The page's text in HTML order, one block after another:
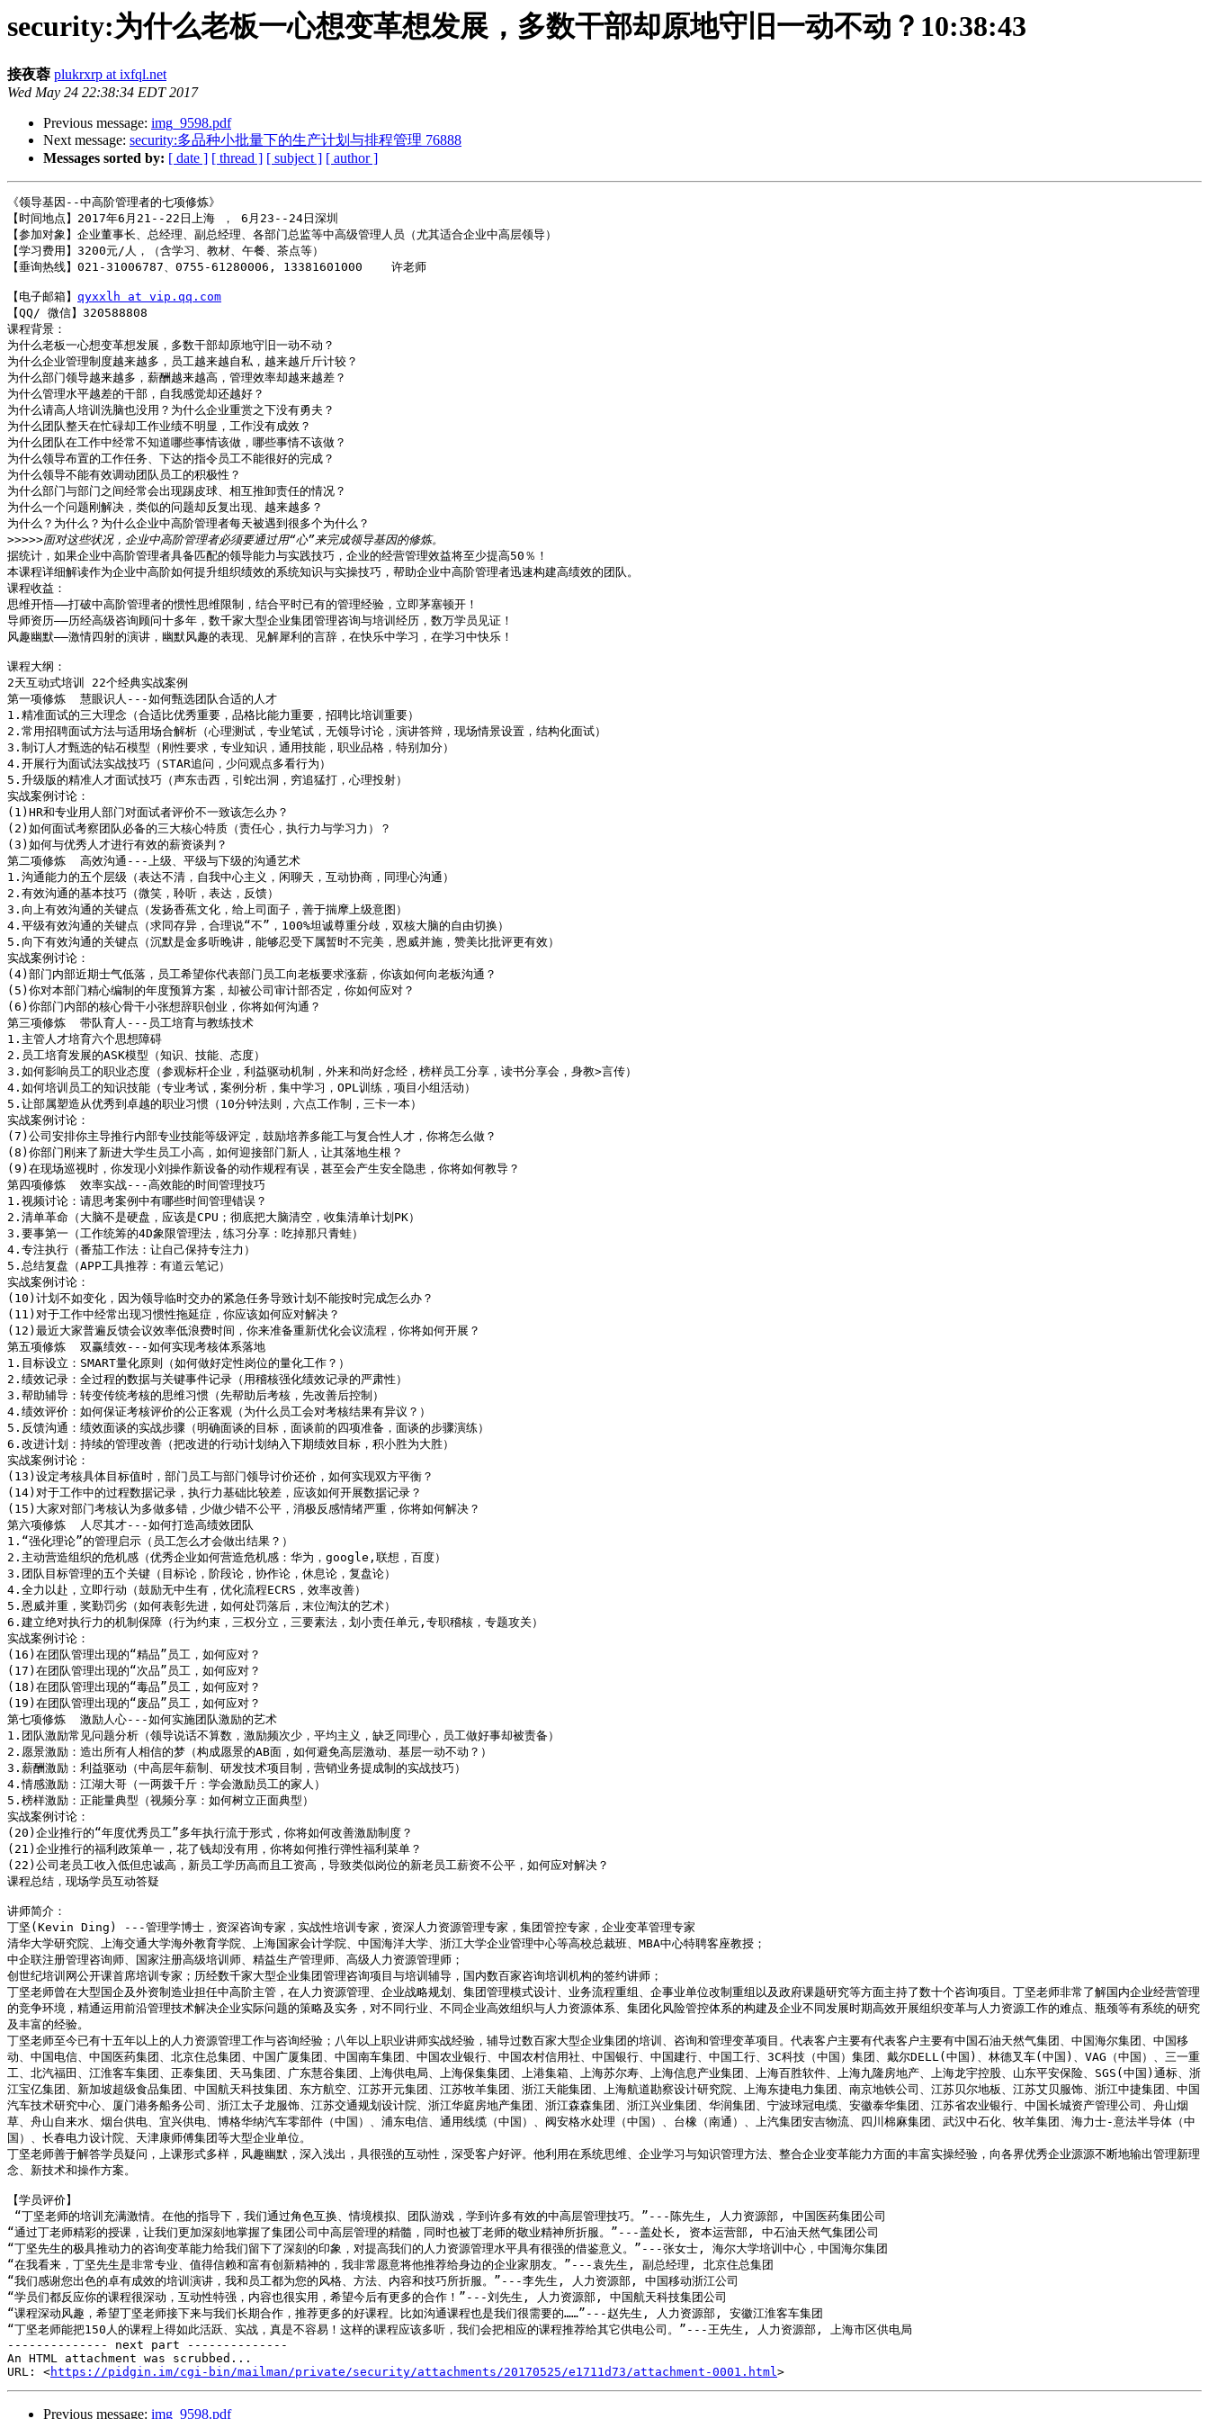
security:为什么老板一心想变革想发展，多数干部却原地守旧一动不动？10:38:43
接夜蓉 plukrxrp at ixfql.net
Wed May 24 22:38:34 EDT 2017
Previous message: img_9598.pdf
Next message: security:多品种小批量下的生产计划与排程管理 76888
Messages sorted by: [ date ] [ thread ] [ subject ] [ author ]
《领导基因--中高阶管理者的七项修炼》
【时间地点】2017年6月21--22日上海 ， 6月23--24日深圳
【参加对象】企业董事长、总经理、副总经理、各部门总监等中高级管理人员（尤其适合企业中高层领导）
【学习费用】3200元/人，（含学习、教材、午餐、茶点等）
【垂询热线】021-31006787、0755-61280006, 13381601000    许老师
【电子邮箱】 qyxxlh at vip.qq.com
【QQ/ 微信】320588808
课程背景：
为什么老板一心想变革想发展，多数干部却原地守旧一动不动？
为什么企业管理制度越来越多，员工越来越自私，越来越斤斤计较？
为什么部门领导越来越多，薪酬越来越高，管理效率却越来越差？
为什么管理水平越差的干部，自我感觉却还越好？
为什么请高人培训洗脑也没用？为什么企业重赏之下没有勇夫？
为什么团队整天在忙碌却工作业绩不明显，工作没有成效？
为什么团队在工作中经常不知道哪些事情该做，哪些事情不该做？
为什么领导布置的工作任务、下达的指令员工不能很好的完成？
为什么领导不能有效调动团队员工的积极性？
为什么部门与部门之间经常会出现踢皮球、相互推卸责任的情况？
为什么一个问题刚解决，类似的问题却反复出现、越来越多？
为什么？为什么？为什么企业中高阶管理者每天被遇到很多个为什么？
>>>>>
据统计，如果企业中高阶管理者具备匹配的领导能力与实践技巧，企业的经营管理效益将至少提高50％！
本课程详细解读作为企业中高阶如何提升组织绩效的系统知识与实操技巧，帮助企业中高阶管理者迅速构建高绩效的团队。
课程收益：
思维开悟——打破中高阶管理者的惯性思维限制，结合平时已有的管理经验，立即茅塞顿开！
导师资历——历经高级咨询顾问十多年，数千家大型企业集团管理咨询与培训经历，数万学员见证！
风趣幽默——激情四射的演讲，幽默风趣的表现、见解犀利的言辞，在快乐中学习，在学习中快乐！
课程大纲：
2天互动式培训 22个经典实战案例
第一项修炼  慧眼识人---如何甄选团队合适的人才
1.精准面试的三大理念（合适比优秀重要，品格比能力重要，招聘比培训重要）
2.常用招聘面试方法与适用场合解析（心理测试，专业笔试，无领导讨论，演讲答辩，现场情景设置，结构化面试）
3.制订人才甄选的钻石模型（刚性要求，专业知识，通用技能，职业品格，特别加分）
4.开展行为面试法实战技巧（STAR追问，少问观点多看行为）
5.升级版的精准人才面试技巧（声东击西，引蛇出洞，穷追猛打，心理投射）
实战案例讨论：
(1)HR和专业用人部门对面试者评价不一致该怎么办？
(2)如何面试考察团队必备的三大核心特质（责任心，执行力与学习力）？
(3)如何与优秀人才进行有效的薪资谈判？
第二项修炼  高效沟通---上级、平级与下级的沟通艺术
1.沟通能力的五个层级（表达不清，自我中心主义，闲聊天，互动协商，同理心沟通）
2.有效沟通的基本技巧（微笑，聆听，表达，反馈）
3.向上有效沟通的关键点（发扬香蕉文化，给上司面子，善于揣摩上级意图）
4.平级有效沟通的关键点（求同存异，合理说“不”，100%坦诚尊重分歧，双核大脑的自由切换）
5.向下有效沟通的关键点（沉默是金多听晚讲，能够忍受下属暂时不完美，恩威并施，赞美比批评更有效）
实战案例讨论：
(4)部门内部近期士气低落，员工希望你代表部门员工向老板要求涨薪，你该如何向老板沟通？
(5)你对本部门精心编制的年度预算方案，却被公司审计部否定，你如何应对？
(6)你部门内部的核心骨干小张想辞职创业，你将如何沟通？
第三项修炼  带队育人---员工培育与教练技术
1.主管人才培育六个思想障碍
2.员工培育发展的ASK模型（知识、技能、态度）
3.如何影响员工的职业态度（参观标杆企业，利益驱动机制，外来和尚好念经，榜样员工分享，读书分享会，身教>言传）
4.如何培训员工的知识技能（专业考试，案例分析，集中学习，OPL训练，项目小组活动）
5.让部属塑造从优秀到卓越的职业习惯（10分钟法则，六点工作制，三卡一本）
实战案例讨论：
(7)公司安排你主导推行内部专业技能等级评定，鼓励培养多能工与复合性人才，你将怎么做？
(8)你部门刚来了新进大学生员工小高，如何迎接部门新人，让其落地生根？
(9)在现场巡视时，你发现小刘操作新设备的动作规程有误，甚至会产生安全隐患，你将如何教导？
第四项修炼  效率实战---高效能的时间管理技巧
1.视频讨论：请思考案例中有哪些时间管理错误？
2.清单革命（大脑不是硬盘，应该是CPU；彻底把大脑清空，收集清单计划PK）
3.要事第一（工作统筹的4D象限管理法，练习分享：吃掉那只青蛙）
4.专注执行（番茄工作法：让自己保持专注力）
5.总结复盘（APP工具推荐：有道云笔记）
实战案例讨论：
(10)计划不如变化，因为领导临时交办的紧急任务导致计划不能按时完成怎么办？
(11)对于工作中经常出现习惯性拖延症，你应该如何应对解决？
(12)最近大家普遍反馈会议效率低浪费时间，你来准备重新优化会议流程，你将如何开展？
第五项修炼  双赢绩效---如何实现考核体系落地
1.目标设立：SMART量化原则（如何做好定性岗位的量化工作？）
2.绩效记录：全过程的数据与关键事件记录（用稽核强化绩效记录的严肃性）
3.帮助辅导：转变传统考核的思维习惯（先帮助后考核，先改善后控制）
4.绩效评价：如何保证考核评价的公正客观（为什么员工会对考核结果有异议？）
5.反馈沟通：绩效面谈的实战步骤（明确面谈的目标，面谈前的四项准备，面谈的步骤演练）
6.改进计划：持续的管理改善（把改进的行动计划纳入下期绩效目标，积小胜为大胜）
实战案例讨论：
(13)设定考核具体目标值时，部门员工与部门领导讨价还价，如何实现双方平衡？
(14)对于工作中的过程数据记录，执行力基础比较差，应该如何开展数据记录？
(15)大家对部门考核认为多做多错，少做少错不公平，消极反感情绪严重，你将如何解决？
第六项修炼  人尽其才---如何打造高绩效团队
1.“强化理论”的管理启示（员工怎么才会做出结果？）
2.主动营造组织的危机感（优秀企业如何营造危机感：华为，google,联想，百度）
3.团队目标管理的五个关键（目标论，阶段论，协作论，休息论，复盘论）
4.全力以赴，立即行动（鼓励无中生有，优化流程ECRS，效率改善）
5.恩威并重，奖勤罚劣（如何表彰先进，如何处罚落后，末位淘汰的艺术）
6.建立绝对执行力的机制保障（行为约束，三权分立，三要素法，划小责任单元,专职稽核，专题攻关）
实战案例讨论：
(16)在团队管理出现的“精品”员工，如何应对？
(17)在团队管理出现的“次品”员工，如何应对？
(18)在团队管理出现的“毒品”员工，如何应对？
(19)在团队管理出现的“废品”员工，如何应对？
第七项修炼  激励人心---如何实施团队激励的艺术
1.团队激励常见问题分析（领导说话不算数，激励频次少，平均主义，缺乏同理心，员工做好事却被责备）
2.愿景激励：造出所有人相信的梦（构成愿景的AB面，如何避免高层激动、基层一动不动？）
3.薪酬激励：利益驱动（中高层年薪制、研发技术项目制，营销业务提成制的实战技巧）
4.情感激励：江湖大哥（一两拨千斤：学会激励员工的家人）
5.榜样激励：正能量典型（视频分享：如何树立正面典型）
实战案例讨论：
(20)企业推行的“年度优秀员工”多年执行流于形式，你将如何改善激励制度？
(21)企业推行的福利政策单一，花了钱却没有用，你将如何推行弹性福利菜单？
(22)公司老员工收入低但忠诚高，新员工学历高而且工资高，导致类似岗位的新老员工薪资不公平，如何应对解决？
课程总结，现场学员互动答疑
讲师简介：
丁坚(Kevin Ding) ---管理学博士，资深咨询专家，实战性培训专家，资深人力资源管理专家，集团管控专家，企业变革管理专家
清华大学研究院、上海交通大学海外教育学院、上海国家会计学院、中国海洋大学、浙江大学企业管理中心等高校总裁班、MBA中心特聘客座教授；
中企联注册管理咨询师、国家注册高级培训师、精益生产管理师、高级人力资源管理师；
创世纪培训网公开课首席培训专家；历经数千家大型企业集团管理咨询项目与培训辅导，国内数百家咨询培训机构的签约讲师；
丁坚老师曾在大型国企及外资制造业担任中高阶主管，在人力资源管理、企业战略规划、集团管理模式设计、业务流程重组、企事业单位改制重组以及政府课题研究等方面主持了数十个咨询项目。丁坚老师非常了解国内企业经营管理
的竞争环境，精通运用前沿管理技术解决企业实际问题的策略及实务，对不同行业、不同企业高效组织与人力资源体系、集团化风险管控体系的构建及企业不同发展时期高效开展组织变革与人力资源工作的难点、瓶颈等有系统的研究
及丰富的经验。
丁坚老师至今已有十五年以上的人力资源管理工作与咨询经验；八年以上职业讲师实战经验，辅导过数百家大型企业集团的培训、咨询和管理变革项目。代表客户主要有代表客户主要有中国石油天然气集团、中国海尔集团、中国移
动、中国电信、中国医药集团、北京住总集团、中国广厦集团、中国南车集团、中国农业银行、中国农村信用社、中国银行、中国建行、中国工行、3C科技（中国）集团、戴尔DELL(中国)、林德叉车(中国)、VAG（中国）、三一重
工、北汽福田、江淮客车集团、正泰集团、天马集团、广东慧谷集团、上海供电局、上海保集集团、上港集箱、上海苏尔寿、上海信息产业集团、上海百胜软件、上海九隆房地产、上海龙宇控股、山东平安保险、SGS(中国)通标、浙
江宝亿集团、新加坡超级食品集团、中国航天科技集团、东方航空、江苏开元集团、江苏牧羊集团、浙江天能集团、上海航道勘察设计研究院、上海东捷电力集团、南京地铁公司、江苏贝尔地板、江苏艾贝服饰、浙江中捷集团、中国
汽车技术研究中心、厦门港务船务公司、浙江太子龙服饰、江苏交通规划设计院、浙江华庭房地产集团、浙江森森集团、浙江兴业集团、华润集团、宁波球冠电缆、安徽泰华集团、江苏省农业银行、中国长城资产管理公司、舟山烟
草、舟山自来水、烟台供电、宜兴供电、博格华纳汽车零部件（中国）、浦东电信、通用线缆（中国）、阀安格水处理（中国）、台橡（南通）、上汽集团安吉物流、四川棉麻集团、武汉中石化、牧羊集团、海力士-意法半导体（中
国）、长春电力设计院、天津康师傅集团等大型企业单位。
丁坚老师善于解答学员疑问，上课形式多样，风趣幽默，深入浅出，具很强的互动性，深受客户好评。他利用在系统思维、企业学习与知识管理方法、整合企业变革能力方面的丰富实操经验，向各界优秀企业源源不断地输出管理新理
念、新技术和操作方案。
【学员评价】
“通过丁老师精彩的授课，让我们更加深刻地掌握了集团公司中高层管理的精髓，同时也被丁老师的敬业精神所折服。”---盖处长, 资本运营部, 中石油天然气集团公司
“丁坚先生的极具推动力的咨询变革能力给我们留下了深刻的印象，对提高我们的人力资源管理水平具有很强的借鉴意义。”---张女士, 海尔大学培训中心，中国海尔集团
“在我看来，丁坚先生是非常专业、值得信赖和富有创新精神的，我非常愿意将他推荐给身边的企业家朋友。”---袁先生, 副总经理, 北京住总集团
“我们感谢您出色的卓有成效的培训演讲，我和员工都为您的风格、方法、内容和技巧所折服。”---李先生, 人力资源部, 中国移动浙江公司
“学员们都反应你的课程很深动，互动性特强，内容也很实用，希望今后有更多的合作！”---刘先生, 人力资源部, 中国航天科技集团公司
“课程深动风趣，希望丁坚老师接下来与我们长期合作，推荐更多的好课程。比如沟通课程也是我们很需要的……”---赵先生, 人力资源部, 安徽江淮客车集团
“丁坚老师能把150人的课程上得如此活跃、实战，真是不容易！这样的课程应该多听，我们会把相应的课程推荐给其它供电公司。”---王先生, 人力资源部, 上海市区供电局
-------------- next part --------------
An HTML attachment was scrubbed...
URL: <https://pidgin.im/cgi-bin/mailman/private/security/attachments/20170525/e1711d73/attachment-0001.html
Previous message: img_9598.pdf